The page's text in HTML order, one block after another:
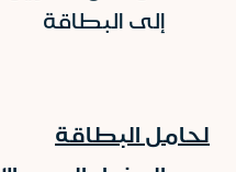
إلى البطاقة
لحامل البطاقة